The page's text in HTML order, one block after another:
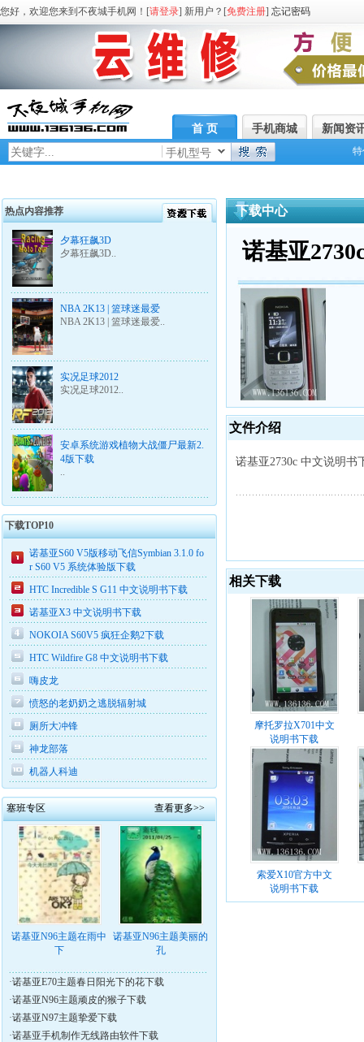
您好，欢迎您来到不夜城手机网！[请登录] 新用户？[免费注册] 忘记密码
首 页 手机商城
新闻资
手机型号
热点内容推荐
夕幕狂飙3D
夕幕狂飙3D..
NBA 2K13 | 篮球迷最爱
NBA 2K13 | 篮球迷最爱..
实况足球2012
实况足球2012..
安卓系统游戏植物大战僵尸最新2.
4版下载
..
下载TOP10
诺基亚S60 V5版移动飞信Symbian 3.1.0 fo
r S60 V5 系统体验版下载
HTC Incredible S G11 中文说明书下载
诺基亚X3 中文说明书下载
NOKOIA S60V5 疯狂企鹅2下载
HTC Wildfire G8 中文说明书下载
嗨皮龙
愤怒的老奶奶之逃脱辐射城
厕所大冲锋
神龙部落
机器人科迪
塞班专区 查看更多>>
诺基亚N96主题在雨中
下
诺基亚N96主题美丽的
孔
·诺基亚E70主题春日阳光下的花下载
·诺基亚N96主题顽皮的猴子下载
·诺基亚N97主题挚爱下载
·诺基亚手机制作无线路由软件下载
下载中心
诺基亚
文件介绍
诺基亚2730c 中文说明
相关下载
摩托罗拉X701中文
说明书下载
索爱X10官方中文
说明书下载